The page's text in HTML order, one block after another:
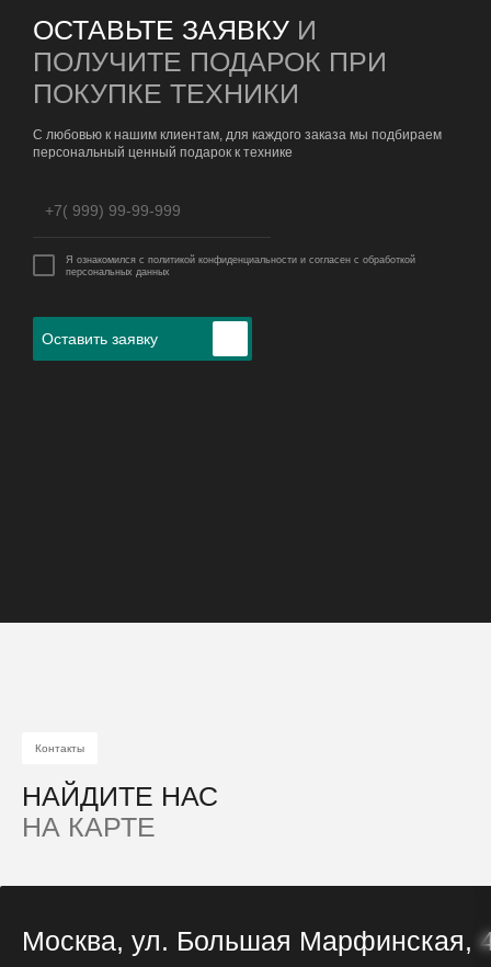
ОСТАВЬТЕ ЗАЯВКУ И
ПОЛУЧИТЕ ПОДАРОК ПРИ
ПОКУПКЕ ТЕХНИКИ
С любовью к нашим клиентам, для каждого заказа мы подбираем
персональный ценный подарок к технике
Я ознакомился с политикой конфиденциальности и согласен с обработкой
персональных данных
Оставить заявку
Контакты
НАЙДИТЕ НАС
НА КАРТЕ
Москва, ул. Большая Марфинская,